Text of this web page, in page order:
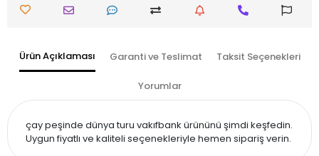
Ürün Açıklaması Garanti ve Teslimat Taksit Seçenekleri
Yorumlar
çay peşinde dünya turu vakıfbank ürününü şimdi keşfedin.
Uygun fiyatlı ve kaliteli seçenekleriyle hemen sipariş verin.